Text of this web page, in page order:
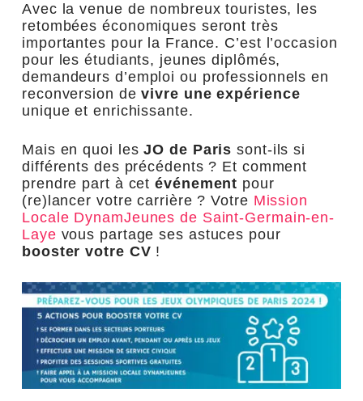
Avec la venue de nombreux touristes, les
retombées économiques seront très
importantes pour la France. C’est l’occasion
pour les étudiants, jeunes diplômés,
demandeurs d’emploi ou professionnels en
reconversion devivre une expérience
unique et enrichissante.
Mais en quoi lesJO de Paris sont-ils si
différents des précédents ? Et comment
prendre part à cetévénement pour
(re)lancer votre carrière ? Votre Mission
Locale DynamJeunes de Saint-Germain-en-
Laye vous partage ses astuces pour
booster votre CV !